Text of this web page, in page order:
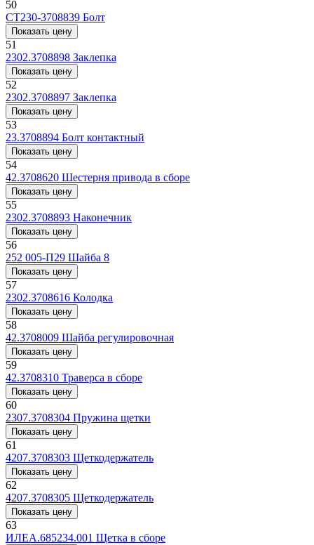
50
СТ230-3708839 Болт
Показать цену
51
2302.3708898 Заклепка
Показать цену
52
2302.3708897 Заклепка
Показать цену
53
23.3708894 Болт контактный
Показать цену
54
42.3708620 Шестерня привода в сборе
Показать цену
55
2302.3708893 Наконечник
Показать цену
56
252 005-П29 Шайба 8
Показать цену
57
2302.3708616 Колодка
Показать цену
58
42.3708009 Шайба регулировочная
Показать цену
59
42.3708310 Траверса в сборе
Показать цену
60
2307.3708304 Пружина щетки
Показать цену
61
4207.3708303 Щеткодержатель
Показать цену
62
4207.3708305 Щеткодержатель
Показать цену
63
ИЛЕА.685234.001 Щетка в сборе